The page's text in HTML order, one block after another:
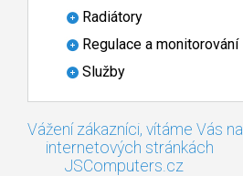
Radiátory
Regulace a monitorování
Služby
Vážení zákazníci, vítáme Vás na
internetových stránkách
JSComputers.cz